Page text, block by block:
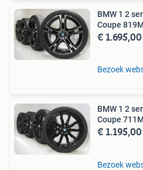
BMW 1 2
Coupe
€ 1.695,00
Bezoek
BMW 1 2
Coupe
€ 1.195,00
Bezoek